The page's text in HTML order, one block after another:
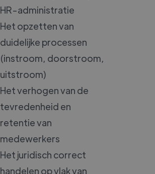
HR-administratie
Het opzetten van
duidelijke processen
(instroom, doorstroom,
uitstroom)
Het verhogen van de
tevredenheid en
retentie van
medewerkers
Het juridisch correct
handelen op vlak van